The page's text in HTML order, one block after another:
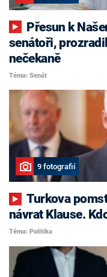
senátoři,
nečekaně
Téma: Senát
9 fotografií
Turkova pomsta, nekonfliktní Havlíček i
návrat Klause.
Téma: Politika